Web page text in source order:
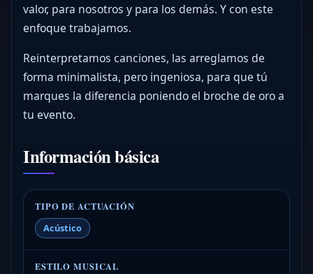
valor, para nosotros y para los demás. Y con este
enfoque trabajamos.
Reinterpretamos canciones, las arreglamos de
forma minimalista, pero ingeniosa, para que tú
marques la diferencia poniendo el broche de oro a
tu evento.
Información básica
TIPO DE ACTUACIÓN
Acústico
ESTILO MUSICAL